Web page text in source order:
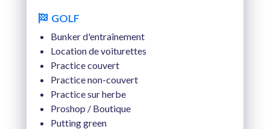
GOLF
Bunker d'entraînement
Location de voiturettes
Practice couvert
Practice non-couvert
Practice sur herbe
Proshop / Boutique
Putting green